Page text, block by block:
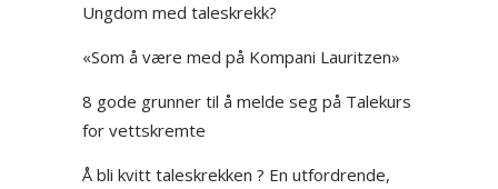
Ungdom med taleskrekk?
«Som å være med på Kompani Lauritzen»
8 gode grunner til å melde seg på Talekurs
for vettskremte
Å bli kvitt taleskrekken ? En utfordrende,